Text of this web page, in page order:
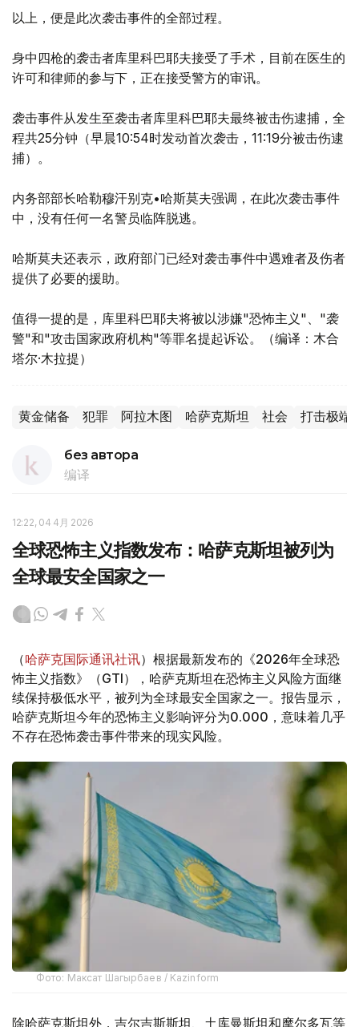
以上，便是此次袭击事件的全部过程。
身中四枪的袭击者库里科巴耶夫接受了手术，目前在医生的
许可和律师的参与下，正在接受警方的审讯。
袭击事件从发生至袭击者库里科巴耶夫最终被击伤逮捕，全
程共25分钟（早晨10:54时发动首次袭击，11:19分被击伤逮
捕）。
内务部部长哈勒穆汗别克•哈斯莫夫强调，在此次袭击事件
中，没有任何一名警员临阵脱逃。
哈斯莫夫还表示，政府部门已经对袭击事件中遇难者及伤者
提供了必要的援助。
值得一提的是，库里科巴耶夫将被以涉嫌"恐怖主义"、"袭
警"和"攻击国家政府机构"等罪名提起诉讼。（编译：木合
塔尔·木拉提）
黄金储备 犯罪 阿拉木图 哈萨克斯坦 社会 打击极端
без автора
编译
12:22, 04 4月 2026
全球恐怖主义指数发布：哈萨克斯坦被列为
全球最安全国家之一
（哈萨克国际通讯社讯）根据最新发布的《2026年全球恐
怖主义指数》（GTI），哈萨克斯坦在恐怖主义风险方面继
续保持极低水平，被列为全球最安全国家之一。报告显示，
哈萨克斯坦今年的恐怖主义影响评分为0.000，意味着几乎
不存在恐怖袭击事件带来的现实风险。
Фото: Максат Шагырбаев / Kazinform
除哈萨克斯坦外，吉尔吉斯斯坦、土库曼斯坦和摩尔多瓦等